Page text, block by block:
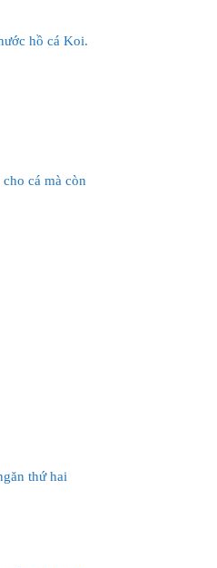
hồ cá Koi.
cá mà còn
thứ hai